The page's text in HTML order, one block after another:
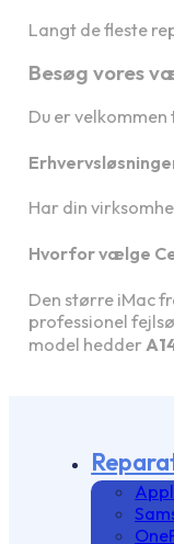
Langt de fleste
Besøg vores
Du er
Har din
Hvorfor vælge
Den større iMac
professionel
model hedder